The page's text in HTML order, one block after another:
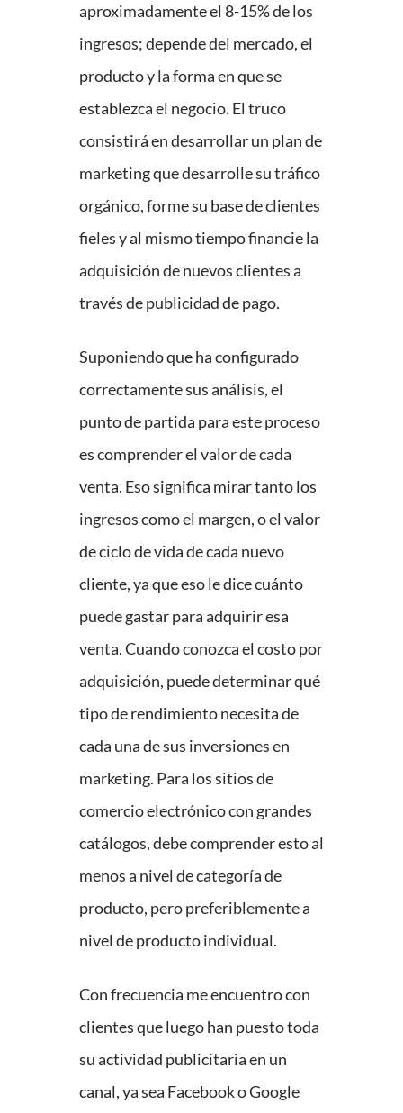
aproximadamente el 8-15% de los
ingresos; depende del mercado, el
producto y la forma en que se
establezca el negocio. El truco
consistirá en desarrollar un plan de
marketing que desarrolle su tráfico
orgánico, forme su base de clientes
fieles y al mismo tiempo financie la
adquisición de nuevos clientes a
través de publicidad de pago.
Suponiendo que ha configurado
correctamente sus análisis, el
punto de partida para este proceso
es comprender el valor de cada
venta. Eso significa mirar tanto los
ingresos como el margen, o el valor
de ciclo de vida de cada nuevo
cliente, ya que eso le dice cuánto
puede gastar para adquirir esa
venta. Cuando conozca el costo por
adquisición, puede determinar qué
tipo de rendimiento necesita de
cada una de sus inversiones en
marketing. Para los sitios de
comercio electrónico con grandes
catálogos, debe comprender esto al
menos a nivel de categoría de
producto, pero preferiblemente a
nivel de producto individual.
Con frecuencia me encuentro con
clientes que luego han puesto toda
su actividad publicitaria en un
canal, ya sea Facebook o Google